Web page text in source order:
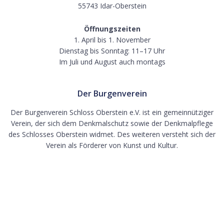
55743 Idar-Oberstein
Öffnungszeiten
1. April bis 1. November
Dienstag bis Sonntag: 11–17 Uhr
Im Juli und August auch montags
Der Burgenverein
Der Burgenverein Schloss Oberstein e.V. ist ein gemeinnütziger
Verein, der sich dem Denkmalschutz sowie der Denkmalpflege
des Schlosses Oberstein widmet. Des weiteren versteht sich der
Verein als Förderer von Kunst und Kultur.